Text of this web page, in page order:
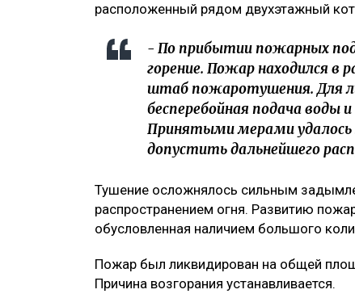
расположенный рядом двухэтажный
- По прибытии пожарных
горение. Пожар находился в
штаб пожаротушения. Для
бесперебойная подача воды
Принятыми мерами
допустить дальнейшего
Тушение осложнялось сильным
распространением огня. Развитию
обусловленная наличием большого
Пожар был ликвидирован на общей
Причина возгорания устанавливается.